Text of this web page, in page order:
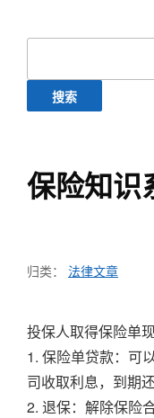
索：
保险知识
归类： 法律文章
投保人取得保险单
1. 保险单贷款：可
司收取利息，到期
2. 退保：解除保险合